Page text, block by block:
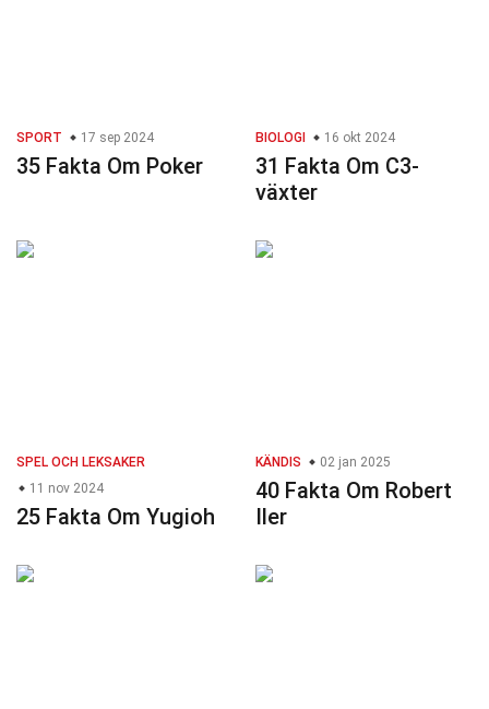
SPORT 17 sep 2024
35 Fakta Om Poker
BIOLOGI 16 okt 2024
31 Fakta Om C3-
växter
SPEL OCH LEKSAKER
11 nov 2024
25 Fakta Om Yugioh
KÄNDIS 02 jan 2025
40 Fakta Om Robert
Iler